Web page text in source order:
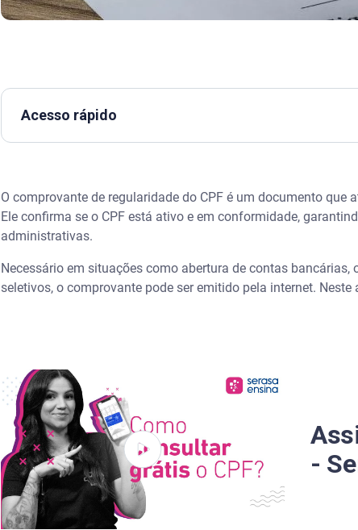
Acesso rápido
O que é o comprovante de regularidade do CPF
Para que serve o comprovante de regularidade do CPF?
Como saber se meu CPF está regular
Como emitir o comprovante de situação cadastral do CPF
O que fazer se o CPF não estiver regular
Possíveis situações cadastrais do CPF
Como acompanhar a situação do CPF pelo celular
O comprovante de regularidade do CPF é um documento
Ele confirma se o CPF está ativo e em conformidade,
administrativas.
Necessário em situações como abertura de contas
seletivos, o comprovante pode ser emitido pela internet.
-